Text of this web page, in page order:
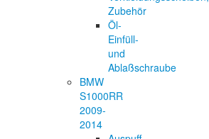
Zubehör
Öl-
Einfüll-
und
Ablaßschraube
BMW
S1000RR
2009-
2014